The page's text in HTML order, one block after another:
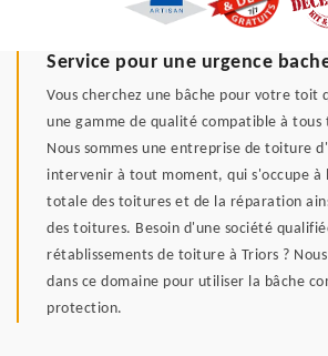
Service pour une urgence
Vous cherchez une bâche pour votre toit
une gamme de qualité compatible à tous
Nous sommes une entreprise de toiture
intervenir à tout moment, qui s'occupe à
totale des toitures et de la réparation
des toitures. Besoin d'une société
rétablissements de toiture à Triors ?
dans ce domaine pour utiliser la bâche
protection.